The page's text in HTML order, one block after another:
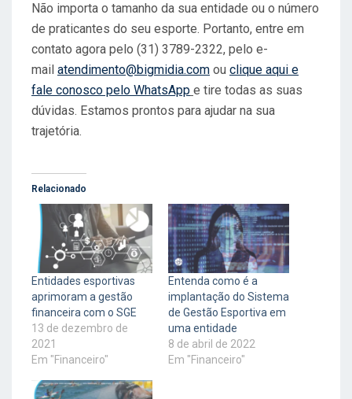
Não importa o tamanho da sua entidade ou o número
de praticantes do seu esporte. Portanto, entre em
contato agora pelo (31) 3789-2322, pelo e-
mail atendimento@bigmidia.com ou clique aqui e
fale conosco pelo WhatsApp e tire todas as suas
dúvidas. Estamos prontos para ajudar na sua
trajetória.
Relacionado
Entidades esportivas
aprimoram a gestão
financeira com o SGE
13 de dezembro de
2021
Em "Financeiro"
Entenda como é a
implantação do Sistema
de Gestão Esportiva em
uma entidade
8 de abril de 2022
Em "Financeiro"